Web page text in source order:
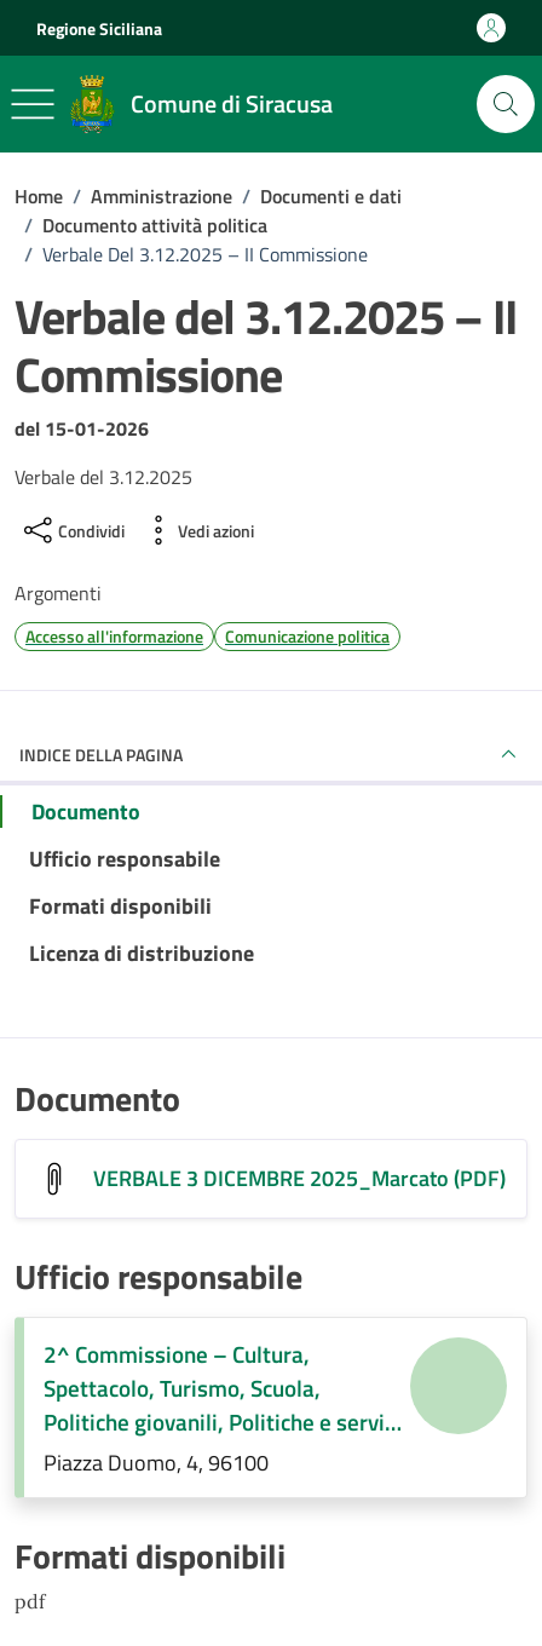
Regione Siciliana
Comune di Siracusa
Home / Amministrazione / Documenti e dati
/ Documento attività politica
/ Verbale Del 3.12.2025 – II Commissione
Verbale del 3.12.2025 – II
Commissione
Dettagli del documento
del 15-01-2026
Verbale del 3.12.2025
Condividi Vedi azioni
Argomenti
Accesso all'informazione Comunicazione politica
INDICE DELLA PAGINA
Documento
Ufficio responsabile
Formati disponibili
Licenza di distribuzione
Documento
VERBALE 3 DICEMBRE 2025_Marcato (PDF)
Ufficio responsabile
2^ Commissione – Cultura,
Spettacolo, Turismo, Scuola,
Politiche giovanili, Politiche e servizi
sociali, Pari opportunità e
immigrazione, Regolamenti di
Piazza Duomo, 4, 96100
Formati disponibili
pdf